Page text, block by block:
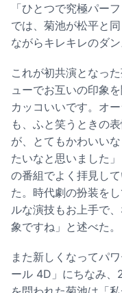
「ひとつで究極パー
では、菊池が松平と
ながらキレキレのダン
これが初共演となっ
ューでお互いの印象
カッコいいです。オ
も、ふと笑うときの
が、とてもかわいい
たいなと思いました
の番組でよく拝見し
た。時代劇の扮装を
ルな演技もお上手で
象ですね」と述べた。
また新しくなってパ
ール 4D」にちなみ、